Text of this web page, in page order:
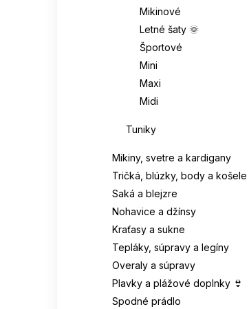
Mikinové
Letné šaty 🌞
Športové
Mini
Maxi
Midi
Tuniky
Mikiny, svetre a kardigany
Tričká, blúzky, body a košele
Saká a blejzre
Nohavice a džínsy
Kraťasy a sukne
Tepláky, súpravy a legíny
Overaly a súpravy
Plavky a plážové doplnky 👙
Spodné prádlo